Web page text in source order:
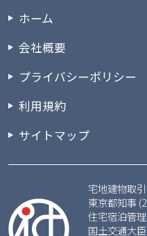
ホーム
会社概要
プライバシーポリシー
利用規約
サイトマップ
宅地建物取
東京都知事
住宅宿泊管理
国土交通大